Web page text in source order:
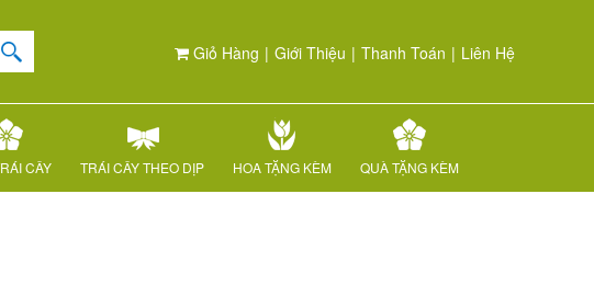
Giỏ Hàng | Giới Thiệu | Thanh Toán | Liên Hệ
CÂY TRÁI CÂY THEO DỊP HOA TẶNG KÈM QUÀ TẶNG KÈM